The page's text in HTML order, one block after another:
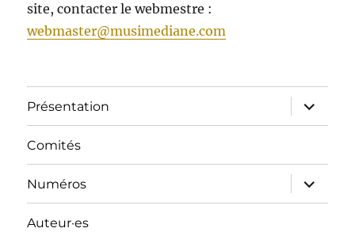
site, contacter le webmestre :
webmaster@musimediane.com
Présentation
ouvrir
le
sous-
Comités
Numéros
ouvrir
le
sous-
Auteur·es